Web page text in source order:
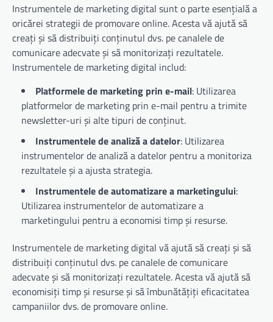
Instrumentele de marketing digital sunt o parte esențială a
oricărei strategii de promovare online. Acesta vă ajută să
creați și să distribuiți conținutul dvs. pe canalele de
comunicare adecvate și să monitorizați rezultatele.
Instrumentele de marketing digital includ:
Platformele de marketing prin e-mail: Utilizarea
platformelor de marketing prin e-mail pentru a trimite
newsletter-uri și alte tipuri de conținut.
Instrumentele de analiză a datelor: Utilizarea
instrumentelor de analiză a datelor pentru a monitoriza
rezultatele și a ajusta strategia.
Instrumentele de automatizare a marketingului:
Utilizarea instrumentelor de automatizare a
marketingului pentru a economisi timp și resurse.
Instrumentele de marketing digital vă ajută să creați și să
distribuiți conținutul dvs. pe canalele de comunicare
adecvate și să monitorizați rezultatele. Acesta vă ajută să
economisiți timp și resurse și să îmbunătățiți eficacitatea
campaniilor dvs. de promovare online.